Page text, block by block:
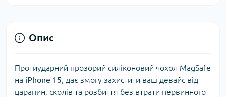
Опис
Протиударний прозорий силіконовий чохол MagSafe
на iPhone 15, дає змогу захистити ваш девайс від
царапин, сколів та розбиття без втрати первинного